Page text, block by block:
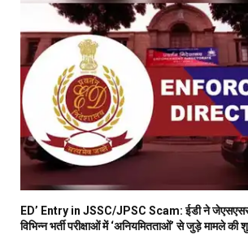
ED’ Entry in JSSC/JPSC Scam: ईडी ने
विभिन्न भर्ती परीक्षाओं में ‘अनियमितताओं’ से जुड़े मामले की